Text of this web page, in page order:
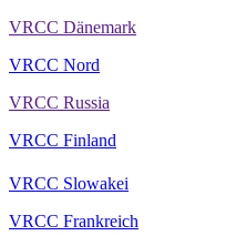
VRCC Dänemark
VRCC Nord
VRCC Russia
VRCC Finland
VRCC Slowakei
VRCC Frankreich